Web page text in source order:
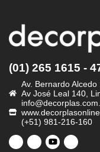
(01) 265 1615 -
Av. Bernardo Alcedo
Av José Leal 140,
(+51) 981-216-160